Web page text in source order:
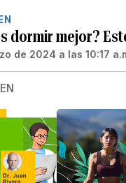
dormir mejor?
de 2024 a las 10:17